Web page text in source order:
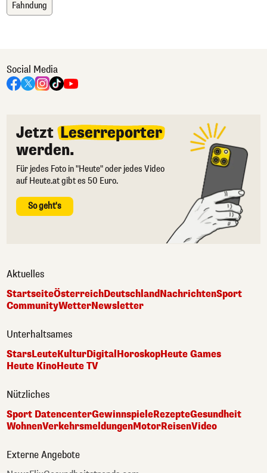
Fahndung
Social Media
Jetzt Leserreporter
werden.
Für jedes Foto in "Heute" oder jedes Video
auf Heute.at gibt es 50 Euro.
So geht's
Aktuelles
StartseiteÖsterreichDeutschlandNachrichtenSport
CommunityWetterNewsletter
Unterhaltsames
StarsLeuteKulturDigitalHoroskopHeute Games
Heute KinoHeute TV
Nützliches
Sport DatencenterGewinnspieleRezepteGesundheit
WohnenVerkehrsmeldungenMotorReisenVideo
Externe Angebote